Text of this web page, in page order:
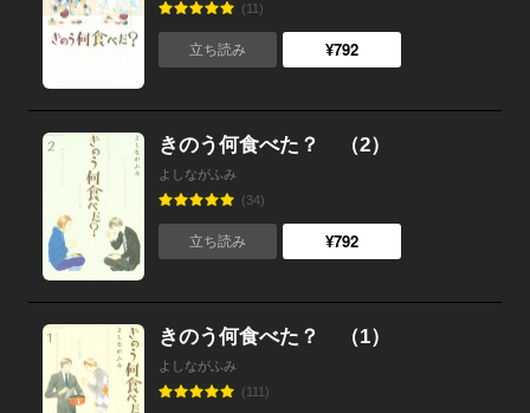
(11)
立ち読み ¥792
きのう何食べた？ （2）
よしながふみ
(34)
立ち読み ¥792
きのう何食べた？ （1）
よしながふみ
(111)